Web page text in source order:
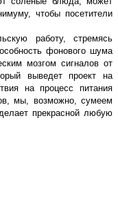
чтобы посетители
работу, стремясь
фонового шума
мозгом сигналов от
выведет проект на
на процесс питания
мы, возможно, сумеем
прекрасной любую